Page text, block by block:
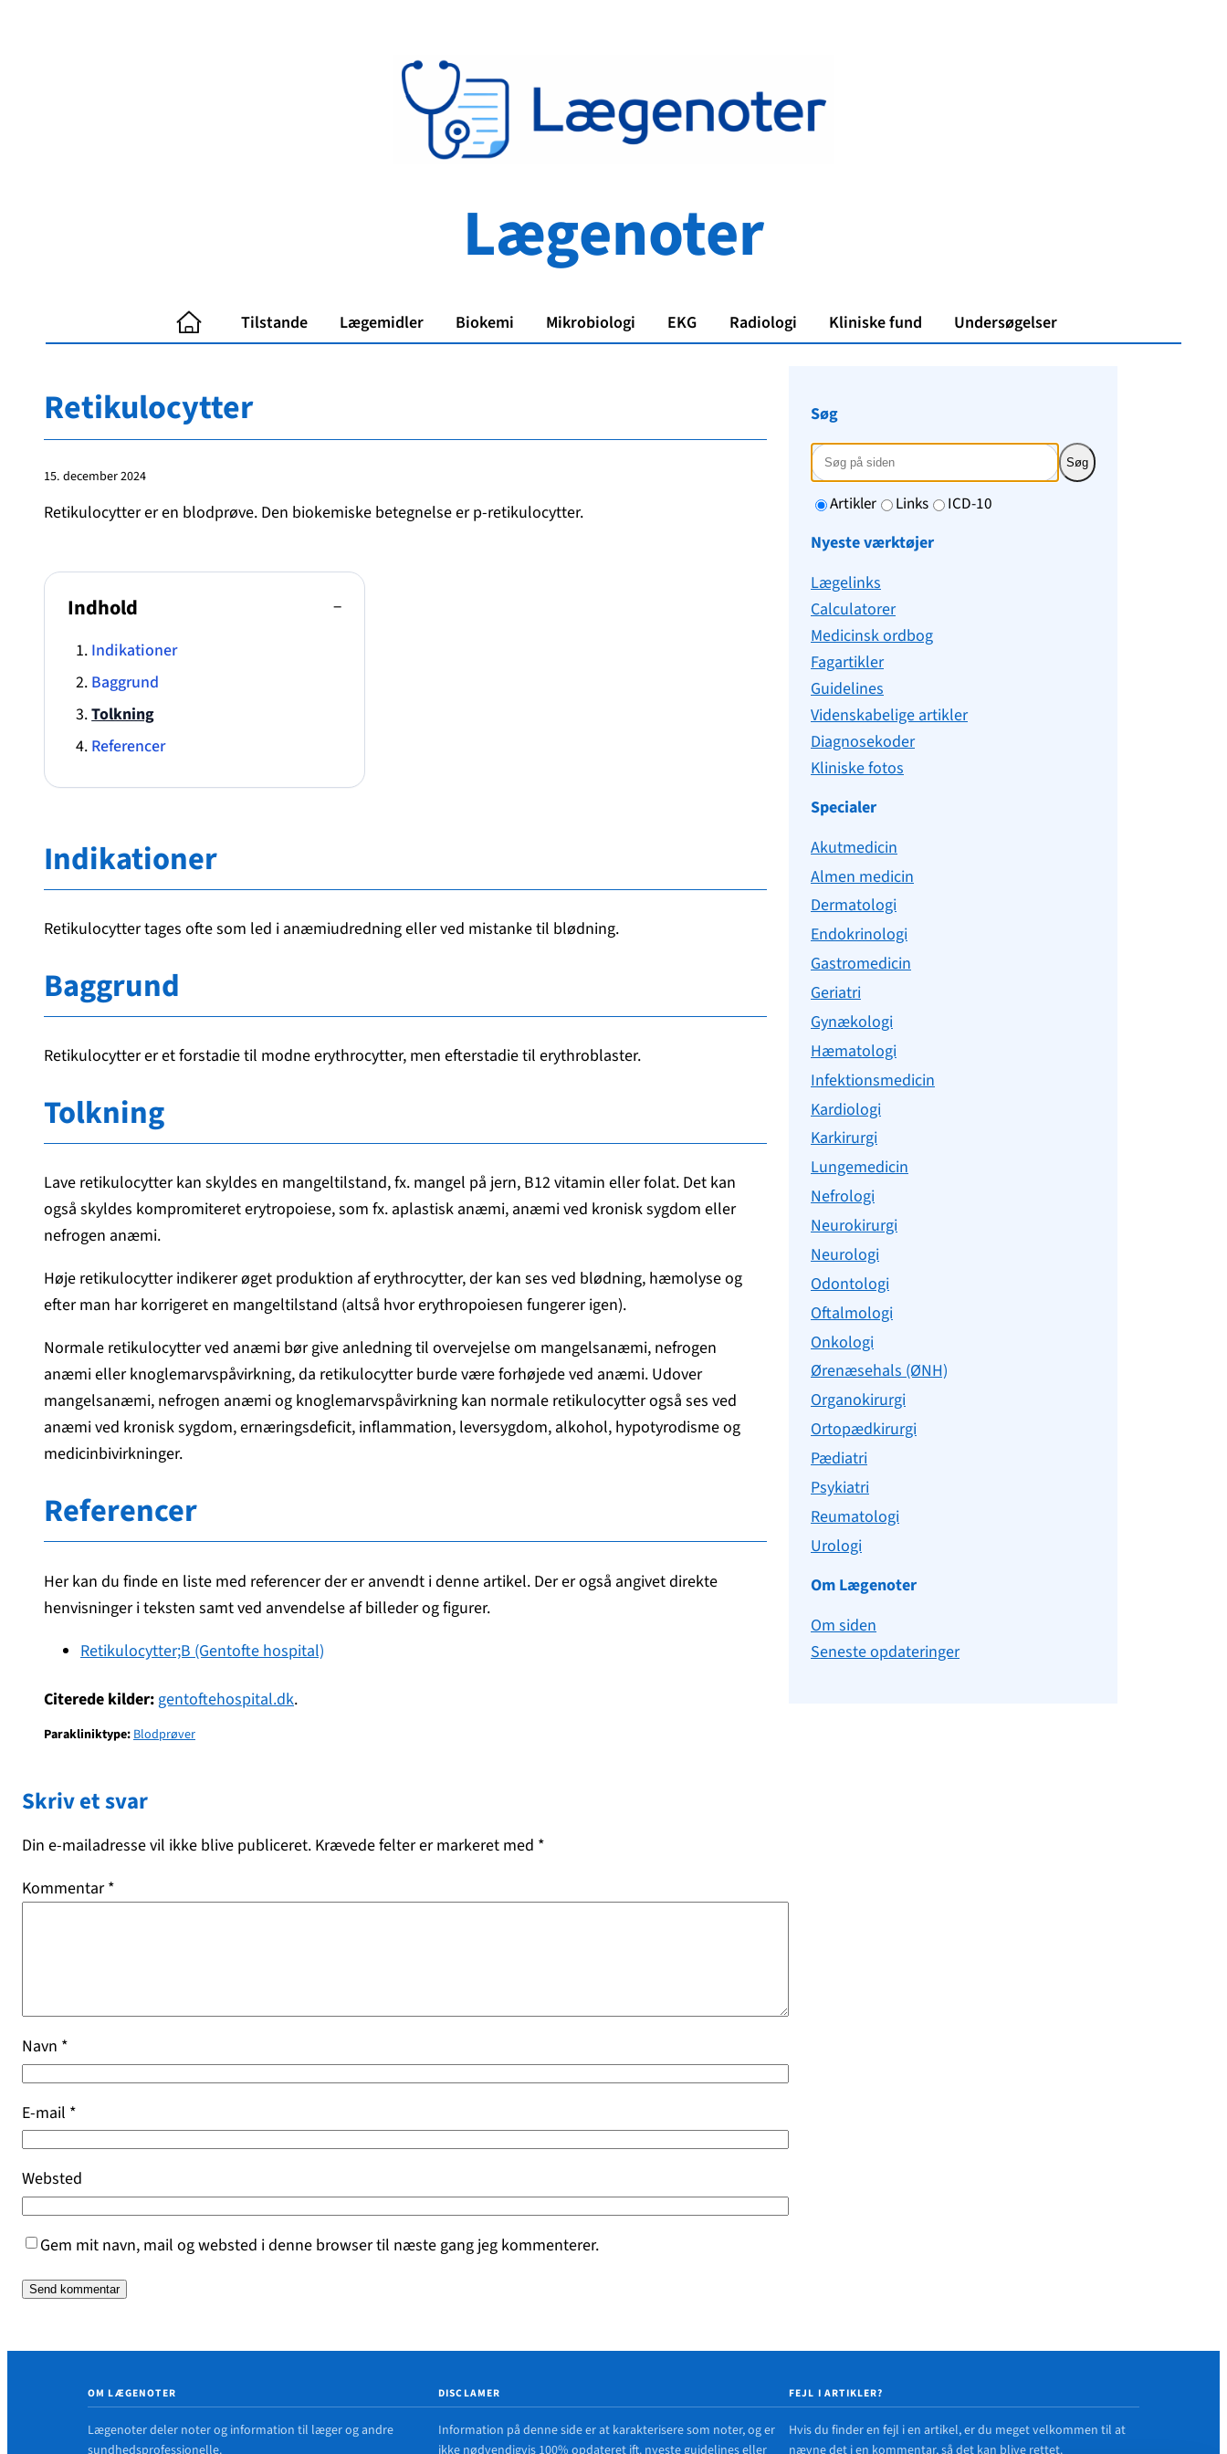
Lægenoter
Tilstande Lægemidler Biokemi Mikrobiologi EKG Radiologi Kliniske fund Undersøgelser
Retikulocytter
15. december 2024
Retikulocytter er en blodprøve. Den biokemiske betegnelse er p-retikulocytter.
Indhold −
Indikationer
Baggrund
Tolkning
Referencer
Indikationer
Retikulocytter tages ofte som led i anæmiudredning eller ved mistanke til blødning.
Baggrund
Retikulocytter er et forstadie til modne erythrocytter, men efterstadie til erythroblaster.
Tolkning
Lave retikulocytter kan skyldes en mangeltilstand, fx. mangel på jern, B12 vitamin eller folat. Det kan
også skyldes kompromiteret erytropoiese, som fx. aplastisk anæmi, anæmi ved kronisk sygdom eller
nefrogen anæmi.
Høje retikulocytter indikerer øget produktion af erythrocytter, der kan ses ved blødning, hæmolyse og
efter man har korrigeret en mangeltilstand (altså hvor erythropoiesen fungerer igen).
Normale retikulocytter ved anæmi bør give anledning til overvejelse om mangelsanæmi, nefrogen
anæmi eller knoglemarvspåvirkning, da retikulocytter burde være forhøjede ved anæmi. Udover
mangelsanæmi, nefrogen anæmi og knoglemarvspåvirkning kan normale retikulocytter også ses ved
anæmi ved kronisk sygdom, ernæringsdeficit, inflammation, leversygdom, alkohol, hypotyrodisme og
medicinbivirkninger.
Referencer
Her kan du finde en liste med referencer der er anvendt i denne artikel. Der er også angivet direkte
henvisninger i teksten samt ved anvendelse af billeder og figurer.
Retikulocytter;B (Gentofte hospital)
Citerede kilder: gentoftehospital.dk.
Parakliniktype: Blodprøver
Skriv et svar
Din e-mailadresse vil ikke blive publiceret. Krævede felter er markeret med *
Kommentar*
Navn *
E-mail *
Websted
Gem mit navn, mail og websted i denne browser til næste gang jeg kommenterer.
Søg
Søg
Artikler Links
ICD-10
Nyeste værktøjer
Lægelinks
Calculatorer
Medicinsk ordbog
Fagartikler
Guidelines
Videnskabelige artikler
Diagnosekoder
Kliniske fotos
Specialer
Akutmedicin
Almen medicin
Dermatologi
Endokrinologi
Gastromedicin
Geriatri
Gynækologi
Hæmatologi
Infektionsmedicin
Kardiologi
Karkirurgi
Lungemedicin
Nefrologi
Neurokirurgi
Neurologi
Odontologi
Oftalmologi
Onkologi
Ørenæsehals (ØNH)
Organokirurgi
Ortopædkirurgi
Pædiatri
Psykiatri
Reumatologi
Urologi
Om Lægenoter
Om siden
Seneste opdateringer
OM LÆGENOTER
Lægenoter deler noter og information til læger og andre
sundhedsprofessionelle.
DISCLAMER
Information på denne side er at karakterisere som noter, og er
ikke nødvendigvis 100% opdateret ift. nyeste guidelines eller
FEJL I ARTIKLER?
Hvis du finder en fejl i en artikel, er du meget velkommen til at
nævne det i en kommentar, så det kan blive rettet.